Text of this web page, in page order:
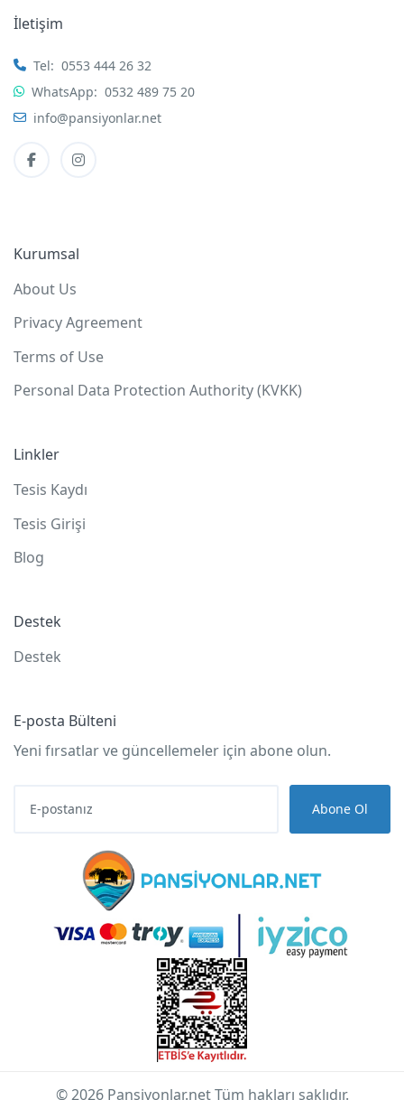
İletişim
Tel: 0553 444 26 32
WhatsApp: 0532 489 75 20
info@pansiyonlar.net
Kurumsal
About Us
Privacy Agreement
Terms of Use
Personal Data Protection Authority (KVKK)
Linkler
Tesis Kaydı
Tesis Girişi
Blog
Destek
Destek
E-posta Bülteni
Yeni fırsatlar ve güncellemeler için abone olun.
Abone Ol
© 2026 Pansiyonlar.net Tüm hakları saklıdır.